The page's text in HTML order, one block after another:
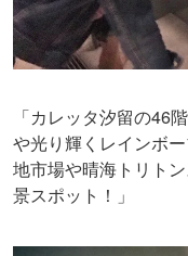
「カレッタ汐留の46
や光り輝くレインボ
地市場や晴海トリト
景スポット！」